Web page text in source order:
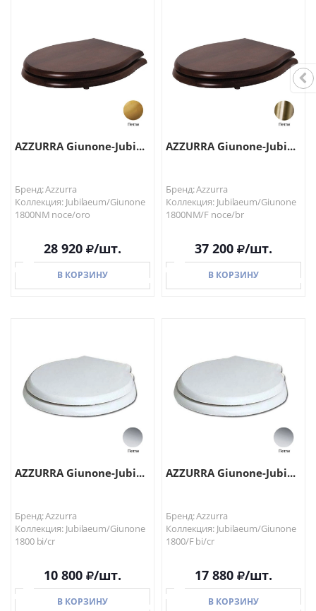
AZZURRA Giunone-Jubi...
Бренд: Azzurra
Коллекция: Jubilaeum/Giunone
1800NM noce/oro
28 920 /шт.
В КОРЗИНУ
AZZURRA Giunone-Jubi...
Бренд: Azzurra
Коллекция: Jubilaeum/Giunone
1800NM/F noce/br
37 200 /шт.
В КОРЗИНУ
AZZURRA Giunone-Jubi...
Бренд: Azzurra
Коллекция: Jubilaeum/Giunone
1800 bi/cr
10 800 /шт.
В КОРЗИНУ
AZZURRA Giunone-Jubi...
Бренд: Azzurra
Коллекция: Jubilaeum/Giunone
1800/F bi/cr
17 880 /шт.
В КОРЗИНУ